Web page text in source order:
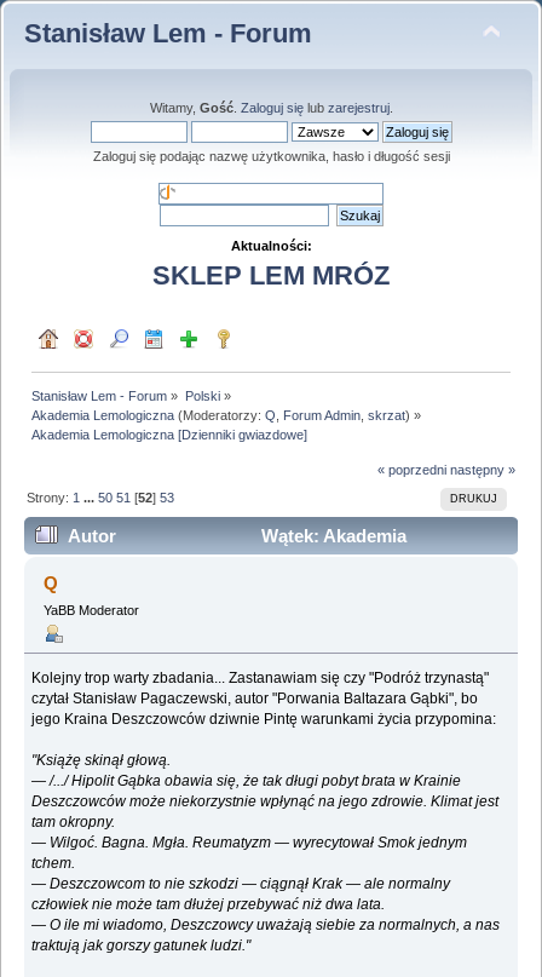
Stanisław Lem - Forum
Witamy, Gość. Zaloguj sięlub zarejestruj.
Zaloguj się podając nazwę użytkownika, hasło i długość sesji
Aktualności:
SKLEP LEM MRÓZ
Stanisław Lem - Forum » Polski»
Akademia Lemologiczna (Moderatorzy:Q Forum Admin ,skrzat) »
Akademia Lemologiczna [Dzienniki gwiazdowe]
« poprzedni następny »
DRUKUJ
Strony: 1 ...50 51 [52]53
Autor
Wątek: Akademia
Lemologiczna [Dzienniki gwiazdowe] (Przeczytany
2255769 razy)
Q
YaBB Moderator
Kolejny trop warty zbadania... Zastanawiam się czy "Podróż trzynastą"
czytał Stanisław Pagaczewski, autor "Porwania Baltazara Gąbki", bo
jego Kraina Deszczowców dziwnie Pintę warunkami życia przypomina:
"Książę skinął głową.
— /.../ Hipolit Gąbka obawia się, że tak długi pobyt brata w Krainie
Deszczowców może niekorzystnie wpłynąć na jego zdrowie. Klimat jest
tam okropny.
— Wilgoć. Bagna. Mgła. Reumatyzm — wyrecytował Smok jednym
tchem.
— Deszczowcom to nie szkodzi — ciągnął Krak — ale normalny
człowiek nie może tam dłużej przebywać niż dwa lata.
— O ile mi wiadomo, Deszczowcy uważają siebie za normalnych, a nas
traktują jak gorszy gatunek ludzi."